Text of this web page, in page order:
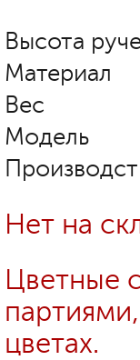
Высота
Материал
Вес
Модель
Нет на
Цветные
цветах.